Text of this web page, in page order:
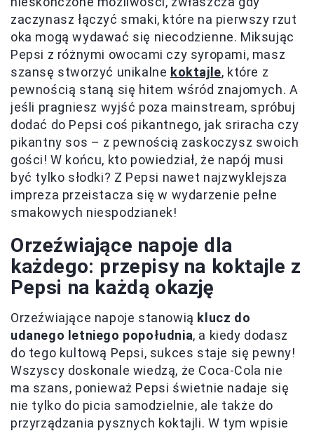
zaczynasz łączyć smaki, które na pierwszy rzut
oka mogą wydawać się niecodzienne. Miksując
Pepsi z różnymi owocami czy syropami, masz
szansę stworzyć unikalne koktajle, które z
pewnością staną się hitem wśród znajomych. A
jeśli pragniesz wyjść poza mainstream, spróbuj
dodać do Pepsi coś pikantnego, jak sriracha czy
pikantny sos – z pewnością zaskoczysz swoich
gości! W końcu, kto powiedział, że napój musi
być tylko słodki? Z Pepsi nawet najzwyklejsza
impreza przeistacza się w wydarzenie pełne
smakowych niespodzianek!
Orzeźwiające napoje dla
każdego: przepisy na koktajle z
Pepsi na każdą okazję
Orzeźwiające napoje stanowią klucz do
udanego letniego popołudnia, a kiedy dodasz
do tego kultową Pepsi, sukces staje się pewny!
Wszyscy doskonale wiedzą, że Coca-Cola nie
ma szans, ponieważ Pepsi świetnie nadaje się
nie tylko do picia samodzielnie, ale także do
przyrządzania pysznych koktajli. W tym wpisie